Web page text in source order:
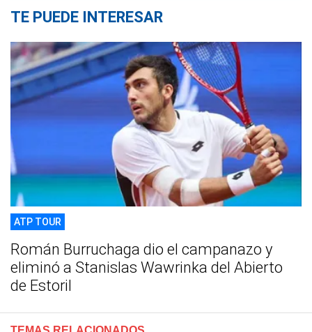
TE PUEDE INTERESAR
ATP TOUR
Román Burruchaga dio el campanazo y
eliminó a Stanislas Wawrinka del Abierto
de Estoril